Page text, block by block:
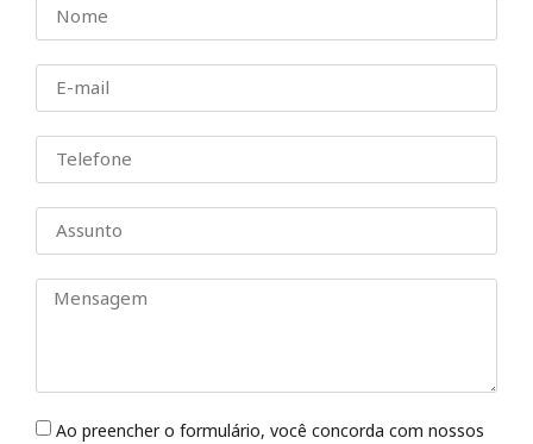
Ao preencher o formulário, você concorda com nossos